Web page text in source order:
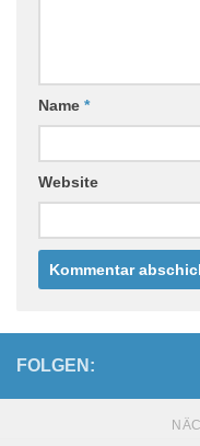
Name *
Website
FOLGEN: